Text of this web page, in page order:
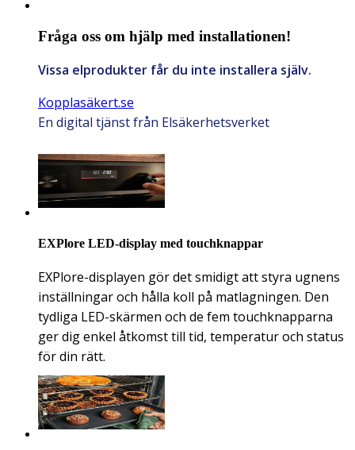
Fråga oss om hjälp med installationen!
Vissa elprodukter får du inte installera själv.
Kopplasäkert.se
En digital tjänst från Elsäkerhetsverket
EXPlore LED-display med touchknappar
EXPlore-displayen gör det smidigt att styra ugnens
inställningar och hålla koll på matlagningen. Den
tydliga LED-skärmen och de fem touchknapparna
ger dig enkel åtkomst till tid, temperatur och status
för din rätt.